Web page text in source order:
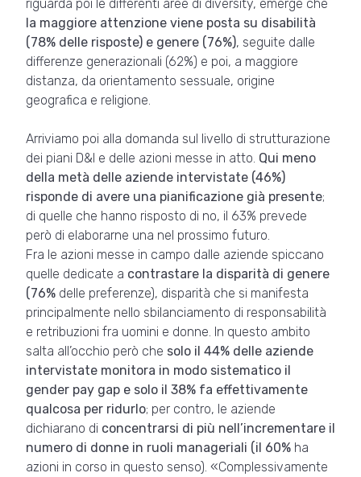
riguarda poi le differenti aree di diversity, emerge che
la maggiore attenzione viene posta su disabilità
(78% delle risposte) e genere (76%), seguite dalle
differenze generazionali (62%) e poi, a maggiore
distanza, da orientamento sessuale, origine
geografica e religione.
Arriviamo poi alla domanda sul livello di strutturazione
dei piani D&I e delle azioni messe in atto. Qui meno
della metà delle aziende intervistate (46%)
risponde di avere una pianificazione già presente;
di quelle che hanno risposto di no, il 63% prevede
però di elaborarne una nel prossimo futuro.
Fra le azioni messe in campo dalle aziende spiccano
quelle dedicate a contrastare la disparità di genere
(76% delle preferenze), disparità che si manifesta
principalmente nello sbilanciamento di responsabilità
e retribuzioni fra uomini e donne. In questo ambito
salta all’occhio però che solo il 44% delle aziende
intervistate monitora in modo sistematico il
gender pay gap e solo il 38% fa effettivamente
qualcosa per ridurlo; per contro, le aziende
dichiarano di concentrarsi di più nell’incrementare il
numero di donne in ruoli manageriali (il 60% ha
azioni in corso in questo senso). «Complessivamente